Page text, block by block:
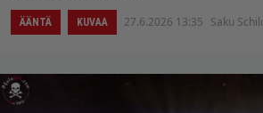
ÄÄNTÄ KUVAA 27.6.2026 13:35 Saku